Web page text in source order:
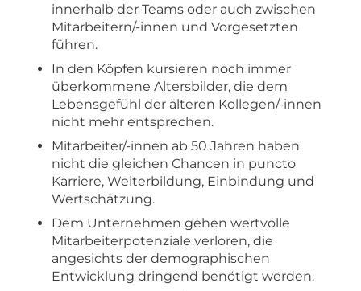
innerhalb der Teams oder auch zwischen
Mitarbeitern/-innen und Vorgesetzten
führen.
In den Köpfen kursieren noch immer
überkommene Altersbilder, die dem
Lebensgefühl der älteren Kollegen/-innen
nicht mehr entsprechen.
Mitarbeiter/-innen ab 50 Jahren haben
nicht die gleichen Chancen in puncto
Karriere, Weiterbildung, Einbindung und
Wertschätzung.
Dem Unternehmen gehen wertvolle
Mitarbeiterpotenziale verloren, die
angesichts der demographischen
Entwicklung dringend benötigt werden.